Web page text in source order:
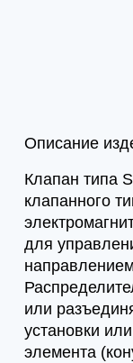
Описание
Клапан типа
клапанного
для
или
установки
элемента